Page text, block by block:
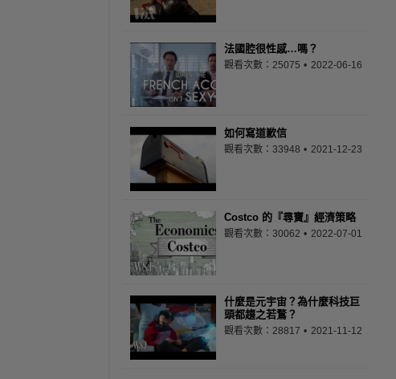
法國腔很性感…嗎？
觀看次數：25075 2022-06-16
如何寫道歉信
觀看次數：33948 2021-12-23
Costco 的『尋寶』經濟策略
觀看次數：30062 2022-07-01
什麼是元宇宙？為什麼科技巨
頭都趨之若鶩？
觀看次數：28817 2021-11-12